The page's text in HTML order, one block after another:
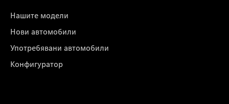
Нашите модели
Нови автомобили
Употребявани автомобили
Конфигуратор